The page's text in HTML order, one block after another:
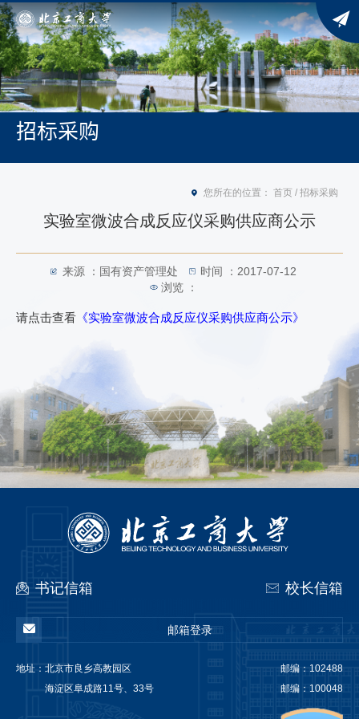
招标采购
您所在的位置： 首页 / 招标采购
实验室微波合成反应仪采购供应商公示
来源 ：国有资产管理处
时间 ：2017-07-12
浏览 ：
请点击查看 《实验室微波合成反应仪采购供应商公示》
书记信箱 校长信箱
邮箱登录
地址： 北京市良乡高教园区
邮编：102488
海淀区阜成路11号、33号
邮编：100048